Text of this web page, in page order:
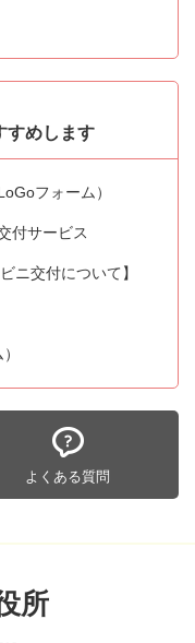
すめします
フォーム）
付サービス
ニ交付について】
よくある質問
所